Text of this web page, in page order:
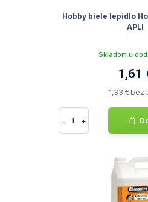
Hobby biele lepidlo
APLI
Skladom u
1,61
1,33 € bez
- +